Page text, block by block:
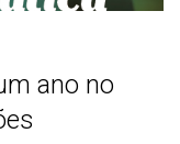
ano no